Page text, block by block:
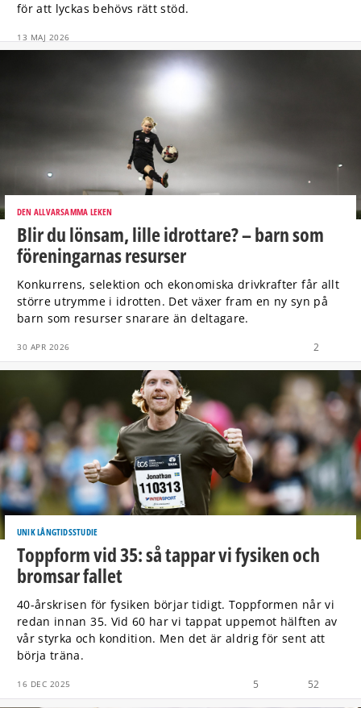
för att lyckas behövs rätt stöd.
13 MAJ 2026
DEN ALLVARSAMMA LEKEN
Blir du lönsam, lille idrottare? – barn som
föreningarnas resurser
Konkurrens, selektion och ekonomiska drivkrafter får allt
större utrymme i idrotten. Det växer fram en ny syn på
barn som resurser snarare än deltagare.
30 APR 2026 2
UNIK LÅNGTIDSSTUDIE
Toppform vid 35: så tappar vi fysiken och
bromsar fallet
40-årskrisen för fysiken börjar tidigt. Toppformen når vi
redan innan 35. Vid 60 har vi tappat uppemot hälften av
vår styrka och kondition. Men det är aldrig för sent att
börja träna.
16 DEC 2025 5 52